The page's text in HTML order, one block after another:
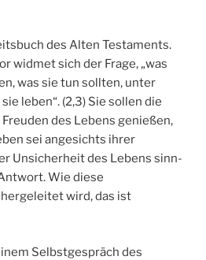
des Alten Testaments.
widmet sich der Frage, „was
was sie tun sollten, unter
leben“. (2,3) Sie sollen die
des Lebens genießen,
sei angesichts ihrer
Unsicherheit des Lebens sinn-
Wie diese
wird, das ist
Selbstgespräch des